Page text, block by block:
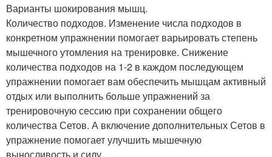
Варианты шокирования мышц.
Количество подходов. Изменение числа подходов в
конкретном упражнении помогает варьировать степень
мышечного утомления на тренировке. Снижение
количества подходов на 1-2 в каждом последующем
упражнении помогает вам обеспечить мышцам активный
отдых или выполнить больше упражнений за
тренировочную сессию при сохранении общего
количества Сетов. А включение дополнительных Сетов в
упражнение помогает улучшить мышечную
выносливость и силу.